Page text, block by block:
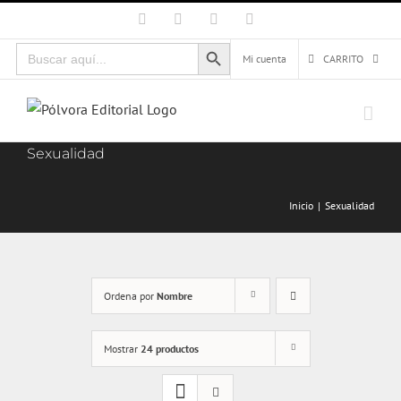
al
contenido
Facebook Instagram
Buscar:
Botón de búsqueda
Mi cuenta
CARRITO
Sexualidad
Inicio Sexualidad
Ordena por Nombre
Mostrar 24 productos